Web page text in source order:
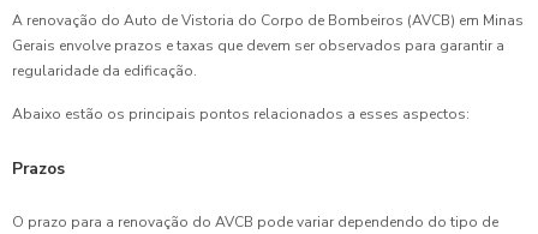
A renovação do Auto de Vistoria do Corpo de Bombeiros (AVCB) em Minas
Gerais envolve prazos e taxas que devem ser observados para garantir a
regularidade da edificação.
Abaixo estão os principais pontos relacionados a esses aspectos:
Prazos
O prazo para a renovação do AVCB pode variar dependendo do tipo de